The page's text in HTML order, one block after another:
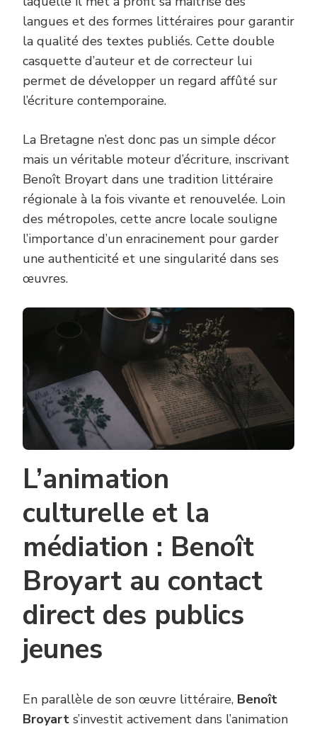
langues et des formes littéraires pour garantir
la qualité des textes publiés. Cette double
casquette d’auteur et de correcteur lui
permet de développer un regard affûté sur
l’écriture contemporaine.
La Bretagne n’est donc pas un simple décor
mais un véritable moteur d’écriture, inscrivant
Benoît Broyart dans une tradition littéraire
régionale à la fois vivante et renouvelée. Loin
des métropoles, cette ancre locale souligne
l’importance d’un enracinement pour garder
une authenticité et une singularité dans ses
œuvres.
L’animation
culturelle et la
médiation : Benoît
Broyart au contact
direct des publics
jeunes
En parallèle de son œuvre littéraire, Benoît
Broyart s’investit activement dans l’animation